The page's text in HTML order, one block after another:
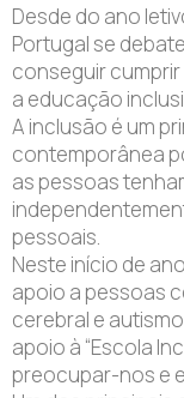
Desde do ano
Portugal se
conseguir
a educação
A inclusão é um
contemporânea
as pessoas
pessoais.
Neste início de
apoio a pessoas
cerebral e
apoio à “Escola
preocupar-nos e